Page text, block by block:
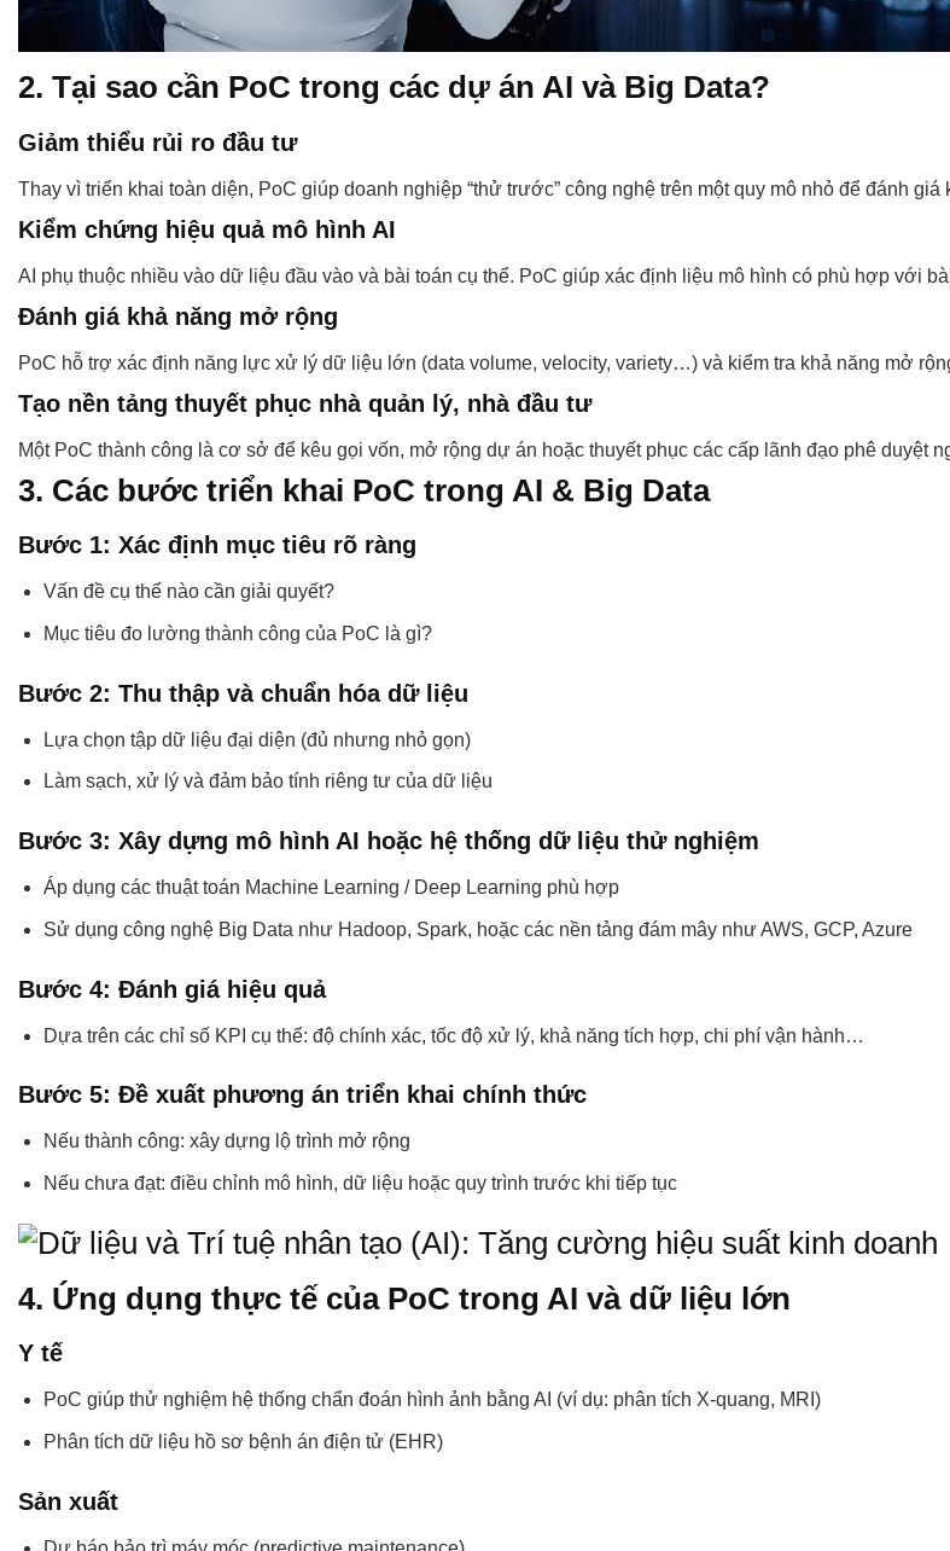
2. Tại sao cần PoC trong các dự án AI và Big Data?
Giảm thiểu rủi ro đầu tư
Thay vì triển khai toàn diện, PoC giúp doanh nghiệp “thử trước” công nghệ trên một quy mô nhỏ để đánh giá
Kiểm chứng hiệu quả mô hình AI
AI phụ thuộc nhiều vào dữ liệu đầu vào và bài toán cụ thể. PoC giúp xác định liệu mô hình có phù hợp với
Đánh giá khả năng mở rộng
PoC hỗ trợ xác định năng lực xử lý dữ liệu lớn (data volume, velocity, variety…) và kiểm tra khả năng mở
Tạo nền tảng thuyết phục nhà quản lý, nhà đầu tư
Một PoC thành công là cơ sở để kêu gọi vốn, mở rộng dự án hoặc thuyết phục các cấp lãnh đạo phê duyệt
3. Các bước triển khai PoC trong AI & Big Data
Bước 1: Xác định mục tiêu rõ ràng
Vấn đề cụ thể nào cần giải quyết?
Mục tiêu đo lường thành công của PoC là gì?
Bước 2: Thu thập và chuẩn hóa dữ liệu
Lựa chọn tập dữ liệu đại diện (đủ nhưng nhỏ gọn)
Làm sạch, xử lý và đảm bảo tính riêng tư của dữ liệu
Bước 3: Xây dựng mô hình AI hoặc hệ thống dữ liệu thử nghiệm
Áp dụng các thuật toán Machine Learning / Deep Learning phù hợp
Sử dụng công nghệ Big Data như Hadoop, Spark, hoặc các nền tảng đám mây như AWS, GCP, Azure
Bước 4: Đánh giá hiệu quả
Dựa trên các chỉ số KPI cụ thể: độ chính xác, tốc độ xử lý, khả năng tích hợp, chi phí vận hành…
Bước 5: Đề xuất phương án triển khai chính thức
Nếu thành công: xây dựng lộ trình mở rộng
Nếu chưa đạt: điều chỉnh mô hình, dữ liệu hoặc quy trình trước khi tiếp tục
4. Ứng dụng thực tế của PoC trong AI và dữ liệu lớn
Y tế
PoC giúp thử nghiệm hệ thống chẩn đoán hình ảnh bằng AI (ví dụ: phân tích X-quang, MRI)
Phân tích dữ liệu hồ sơ bệnh án điện tử (EHR)
Sản xuất